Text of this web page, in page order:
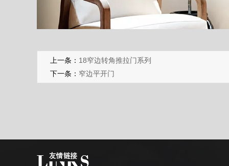
上一条： 18窄边转角推拉门系列
下一条： 窄边平开门